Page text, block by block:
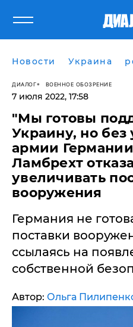
Новости Украина
ДИАЛОГ ВОЕННОЕ ОБОЗРЕНИЕ
7 июля 2022, 17:58
"Мы готовы
Украину, но
армии
Ламбрехт
увеличивать
вооружения
Германия не
поставки
ссылаясь на
собственной
Автор: Ольга